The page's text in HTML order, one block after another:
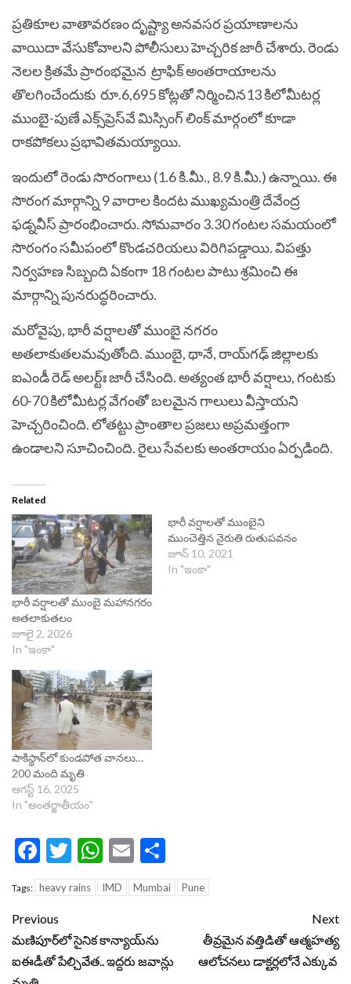
ప్రతికూల వాతావరణం దృష్ట్యా అనవసర ప్రయాణాలను
వాయిదా వేసుకోవాలని పోలీసులు హెచ్చరిక జారీ చేశారు. రెండు
నెలల క్రితమే ప్రారంభమైన ట్రాఫిక్‌ అంతరాయాలను
తొలగించేందుకు రూ.6,695 కోట్లతో నిర్మించిన13 కిలోమీటర్ల
ముంబై-పుణే ఎక్స్‌ప్రెస్‌వే మిస్సింగ్ లింక్ మార్గంలో కూడా
రాకపోకలు ప్రభావితమయ్యాయి.
ఇందులో రెండు సొరంగాలు (1.6 కి.మీ., 8.9 కి.మీ.) ఉన్నాయి. ఈ
సొరంగ మార్గాన్ని 9 వారాల కిందట ముఖ్యమంత్రి దేవేంద్ర
ఫడ్న‌వీస్‌ ప్రారంభించారు. సోమవారం 3.30 గంటల సమయంలో
సొరంగం సమీపంలో కొండచరియలు విరిగిపడ్డాయి. విప‌త్తు
నిర్వ‌హ‌ణ సిబ్బంది ఏకంగా 18 గంటల పాటు శ్రమించి ఈ
మార్గాన్ని పునరుద్ధరించారు.
మరోవైపు, భారీ వర్షాలతో ముంబై నగరం
అతలాకుతలమవుతోంది. ముంబై, థానే, రాయ్‌గఢ్ జిల్లాలకు
ఐఎండీ రెడ్ అలర్ట్ః జారీ చేసింది. అత్యంత భారీ వర్షాలు, గంటకు
60-70 కిలోమీటర్ల వేగంతో బలమైన గాలులు వీస్తాయని
హెచ్చరించింది. లోతట్టు ప్రాంతాల ప్రజలు అప్రమత్తంగా
ఉండాలని సూచించింది. రైలు సేవలకు అంతరాయం ఏర్పడింది.
Related
భారీ వర్షాలతో ముంబై మహానగరం
అతలాకుతలం
జూలై 2, 2026
In "ఇంకా"
భారీ వర్షాలతో ముంబైని
ముంచెత్తిన నైరుతి రుతుపవనం
జూన్ 10, 2021
In "ఇంకా"
పాకిస్థాన్‌లో కుండపోత వానలు…
200 మంది మృతి
ఆగస్ట్ 16, 2025
In "అంతర్జాతీయం"
Facebook
Twitter
WhatsApp
Email
Tags: heavy rains IMD Mumbai Pune
Continue
Reading
Previous
మణిపూర్‌లో సైనిక కాన్యాయ్‌ను
ఐఈడీతో పేల్చివేత.. ఇద్దరు జవాన్లు
Next
తీవ్రమైన వత్తిడితో ఆత్మహత్య
ఆలోచనలు డాక్టర్లలోనే ఎక్కువ